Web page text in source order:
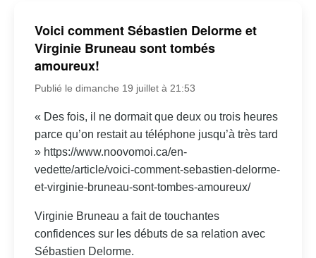
Voici comment Sébastien Delorme et
Virginie Bruneau sont tombés
amoureux!
Publié le dimanche 19 juillet à 21:53
« Des fois, il ne dormait que deux ou trois heures
parce qu’on restait au téléphone jusqu’à très tard
» https://www.noovomoi.ca/en-
vedette/article/voici-comment-sebastien-delorme-
et-virginie-bruneau-sont-tombes-amoureux/
Virginie Bruneau a fait de touchantes
confidences sur les débuts de sa relation avec
Sébastien Delorme.